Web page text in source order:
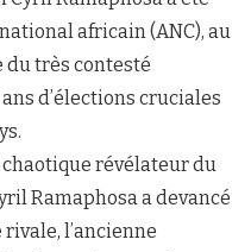
africain (ANC), au
du très contesté
d’élections cruciales
révélateur du
Ramaphosa a devancé
l’ancienne